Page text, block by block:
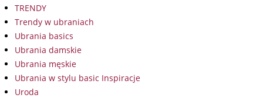
TRENDY
Trendy w ubraniach
Ubrania basics
Ubrania damskie
Ubrania męskie
Ubrania w stylu basic Inspiracje
Uroda